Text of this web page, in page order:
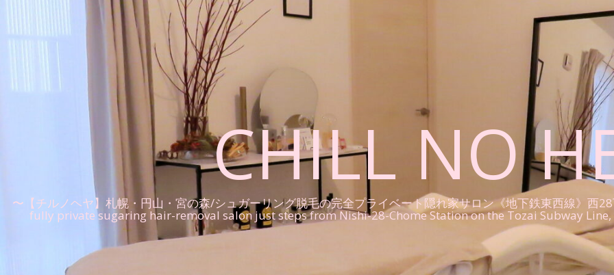
CHILL NO
〜【チルノヘヤ】札幌・円山・宮の森/シュガーリング脱毛の完全プライベート隠れ家サロン《地下鉄東西線》
fully private sugaring hair-removal salon just steps from Nishi-28-Chome Station on the Tozai Subway